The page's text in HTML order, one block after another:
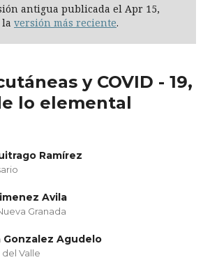
antigua publicada el Apr 15,
la versión más reciente.
y COVID - 19,
lo elemental
Ramírez
Avila
Granada
Gonzalez Agudelo
Valle